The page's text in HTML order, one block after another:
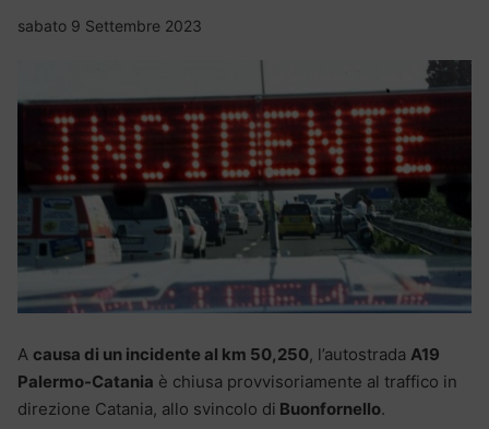
sabato 9 Settembre 2023
A causa di un incidente al km 50,250, l’autostrada A19
Palermo-Catania è chiusa provvisoriamente al traffico in
direzione Catania, allo svincolo di Buonfornello.